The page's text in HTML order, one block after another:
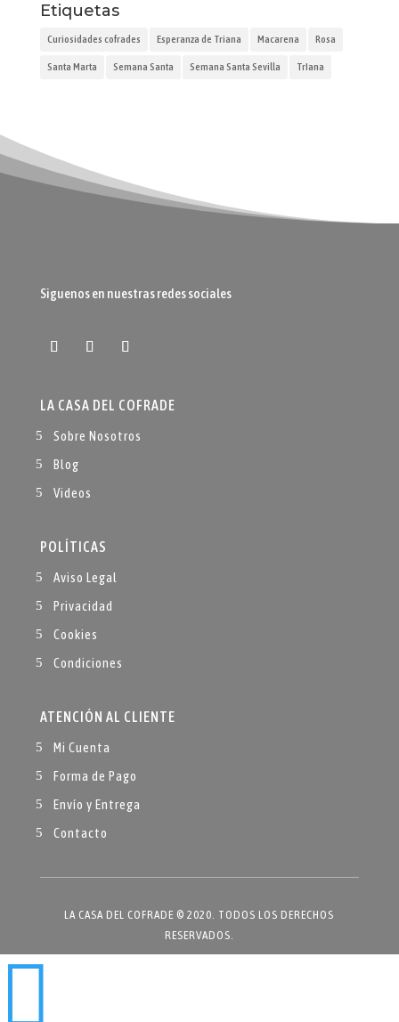
Etiquetas
Curiosidades cofrades Esperanza de Triana Macarena Rosa
Santa Marta Semana Santa Semana Santa Sevilla TrIana
Siguenos en nuestras redes sociales
LA CASA DEL COFRADE
Sobre Nosotros
Blog
Videos
POLÍTICAS
Aviso Legal
Privacidad
Cookies
Condiciones
ATENCIÓN AL CLIENTE
Mi Cuenta
Forma de Pago
Envío y Entrega
Contacto
LA CASA DEL COFRADE © 2020. TODOS LOS DERECHOS
RESERVADOS.
